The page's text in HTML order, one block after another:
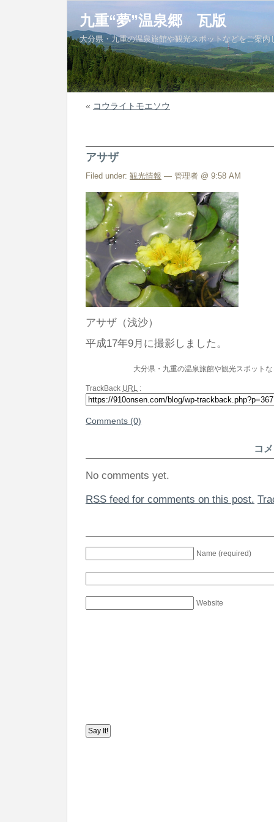
九重“夢”温泉郷 瓦版
大分県・九重の温泉旅館や観光スポットなどをご案内
« コウライトモエソウ
アサザ
Filed under: 観光情報 — 管理者 @ 9:58 AM
アサザ（浅沙）
平成17年9月に撮影しました。
大分県・九重の温泉旅館や観光スポット
TrackBack URL :
Comments (0)
コ
No comments yet.
RSS feed for comments on this post.
Name (required)
Website